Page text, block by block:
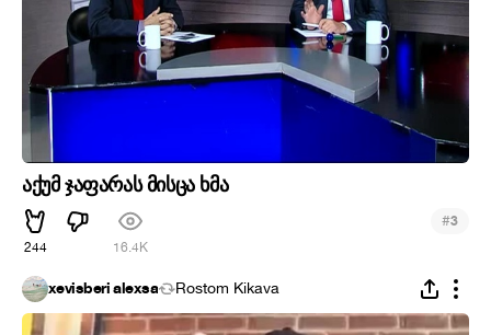
აქუმ ჯაფარას მისცა ხმა
244 16.4K
#3
xevisberi alexsa Rostom Kikava